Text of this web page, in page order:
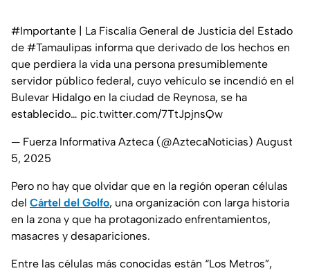
#Importante | La Fiscalía General de Justicia del Estado
de #Tamaulipas informa que derivado de los hechos en
que perdiera la vida una persona presumiblemente
servidor público federal, cuyo vehículo se incendió en el
Bulevar Hidalgo en la ciudad de Reynosa, se ha
establecido… pic.twitter.com/7TtJpjnsQw
— Fuerza Informativa Azteca (@AztecaNoticias) August
5, 2025
Pero no hay que olvidar que en la región operan células
del Cártel del Golfo, una organización con larga historia
en la zona y que ha protagonizado enfrentamientos,
masacres y desapariciones.
Entre las células más conocidas están “Los Metros”,